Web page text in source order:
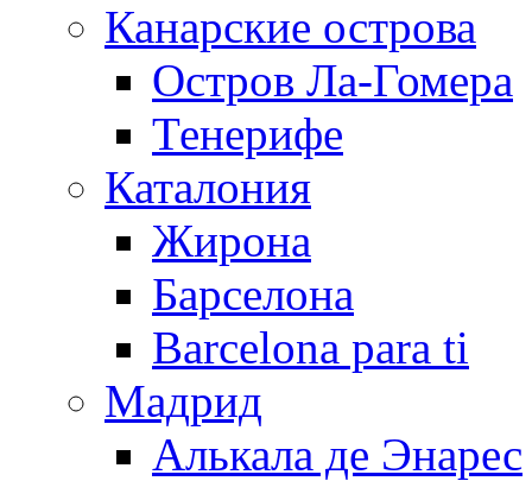
Канарские острова
Остров Ла-Гомера
Тенерифе
Каталония
Жирона
Барселона
Barcelona para ti
Мадрид
Алькала де Энарес